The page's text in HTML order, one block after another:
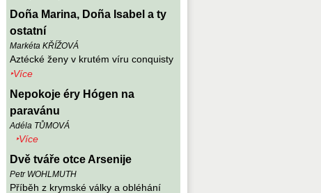
Doña Marina, Doña Isabel a ty
ostatní
Markéta KŘÍŽOVÁ
Aztécké ženy v krutém víru conquisty
‣Více
Nepokoje éry Hógen na
paravánu
Adéla TŮMOVÁ
‣Více
Dvě tváře otce Arsenije
Petr WOHLMUTH
Příběh z krymské války a obléhání